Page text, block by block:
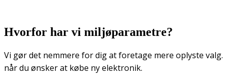
Hvorfor har vi miljøparametre?
Vi gør det nemmere for dig at foretage mere oplyste valg.
når du ønsker at købe ny elektronik.